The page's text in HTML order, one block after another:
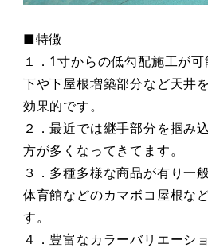
■特徴
１．1寸からの低勾配施工が
下や下屋根増築部分など天井
効果的です。
２．最近では継手部分を掴み
方が多くなってきてます。
３．多種多様な商品が有り一
体育館などのカマボコ屋根な
す。
４．豊富なカラーバリエーシ